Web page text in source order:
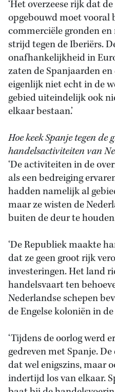
‘Het overzeese rijk dat
opgebouwd moet vooral
commerciële gronden
strijd tegen de Iberiërs.
onafhankelijkheid in
zaten de Spanjaarden
eigenlijk niet echt in de
gebied uiteindelijk ook
elkaar bestaan.’
Hoe keek Spanje tegen de
handelsactiviteiten van
‘De activiteiten in de
als een bedreiging
hadden namelijk al
maar ze wisten de
buiten de deur te
‘De Republiek maakte
dat ze geen groot rijk
investeringen. Het land
handelsvaart ten
Nederlandse schepen
de Engelse koloniën in de
‘Tijdens de oorlog werd
gedreven met Spanje.
dat wel enigszins, maar
indertijd los van elkaar.